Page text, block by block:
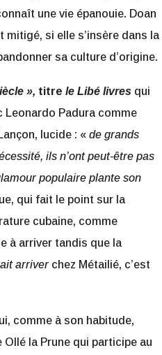
une vie épanouie. Doan
si elle s’insère dans la
sa culture d’origine.
», titre le Libé livres qui
Leonardo Padura comme
lucide : «de grands
ils n’ont peut-être pas
populaire plante son
qui fait le point sur la
cubaine, comme
à arriver tandis que la
arriverchez Métailié, c’est
comme à son habitude,
la Prune qui participe au